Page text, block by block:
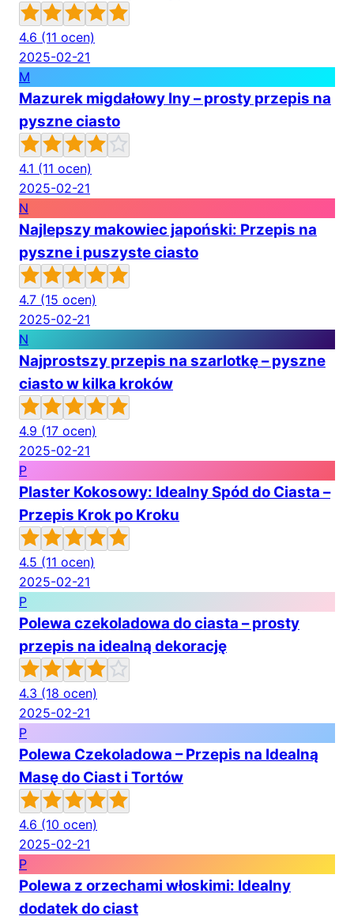
4.6 (11 ocen)
2025-02-21
M
Mazurek migdałowy Iny – prosty przepis na
pyszne ciasto
4.1 (11 ocen)
2025-02-21
N
Najlepszy makowiec japoński: Przepis na
pyszne i puszyste ciasto
4.7 (15 ocen)
2025-02-21
N
Najprostszy przepis na szarlotkę – pyszne
ciasto w kilka kroków
4.9 (17 ocen)
2025-02-21
P
Plaster Kokosowy: Idealny Spód do Ciasta –
Przepis Krok po Kroku
4.5 (11 ocen)
2025-02-21
P
Polewa czekoladowa do ciasta – prosty
przepis na idealną dekorację
4.3 (18 ocen)
2025-02-21
P
Polewa Czekoladowa – Przepis na Idealną
Masę do Ciast i Tortów
4.6 (10 ocen)
2025-02-21
P
Polewa z orzechami włoskimi: Idealny
dodatek do ciast